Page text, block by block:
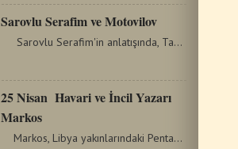
Sarovlu Serafim ve Motovilov
Sarovlu Serafim'in anlatışında, Tanrıya "kapılma"…
25 Nisan Havari ve İncil Yazarı
Markos
Markos, Libya yakınlarındaki Pentapolis bölgesinde…